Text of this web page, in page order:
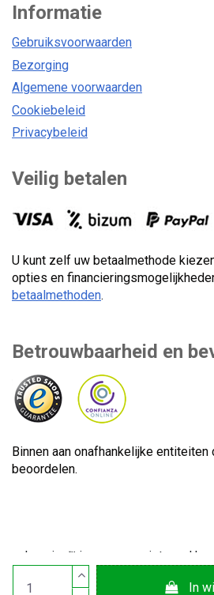
In
Informatie
Gebruiksvoorwaarden
Bezorging
Algemene voorwaarden
Cookiebeleid
Privacybeleid
Veilig betalen
U kunt zelf uw betaalmethode
opties en
betaalmethoden.
Betrouwbaarheid en
Binnen aan onafhankelijke
beoordelen.
Lecuine™ is een geregistreerd
Projects S.L. © Auteursrecht ©
rechten voorbehouden. CIF-